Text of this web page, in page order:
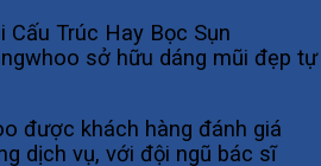
sở hữu dáng mũi đẹp
được khách hàng đánh giá
dịch vụ, với đội ngũ bác sĩ